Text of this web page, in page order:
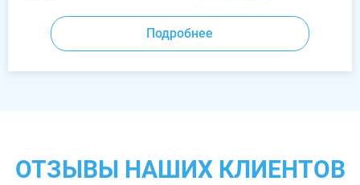
Подробнее
ОТЗЫВЫ НАШИХ КЛИЕНТОВ